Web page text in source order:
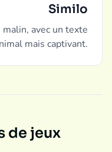
Similo
avec un texte
mais captivant.
de jeux